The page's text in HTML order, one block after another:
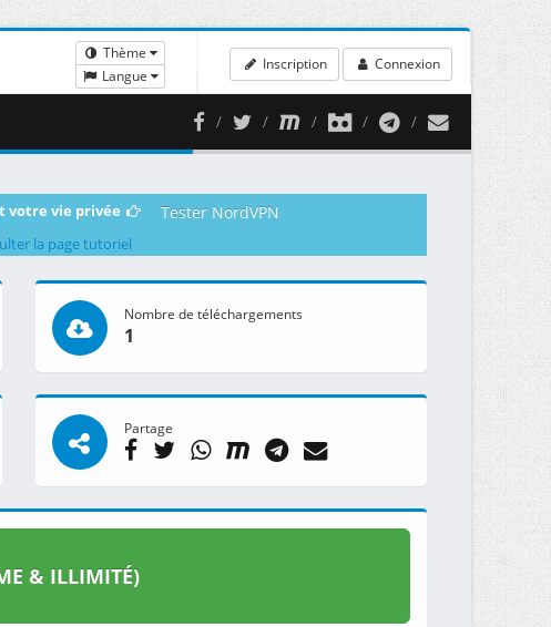
Thème
Langue
Inscription Connexion
votre vie privée Tester NordVPN
la page tutoriel
Nombre de téléchargements
1
Partage
& ILLIMITÉ)